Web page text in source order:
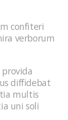
confiteri
verborum
diffidebat
multis
uni soli